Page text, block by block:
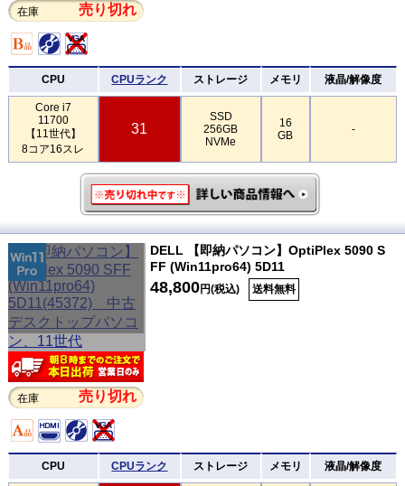
在庫 売り切れ
CPU CPUランク ストレージ メモリ 液晶/解像度
Core i7
11700
【11世代】
8コア16スレ
31
SSD
256GB
NVMe
16
GB
-
在庫 売り切れ
DELL 【即納パソコン】OptiPlex 5090 S
FF (Win11pro64) 5D11
48,800円(税込) 送料無料
CPU CPUランク ストレージ メモリ 液晶/解像度